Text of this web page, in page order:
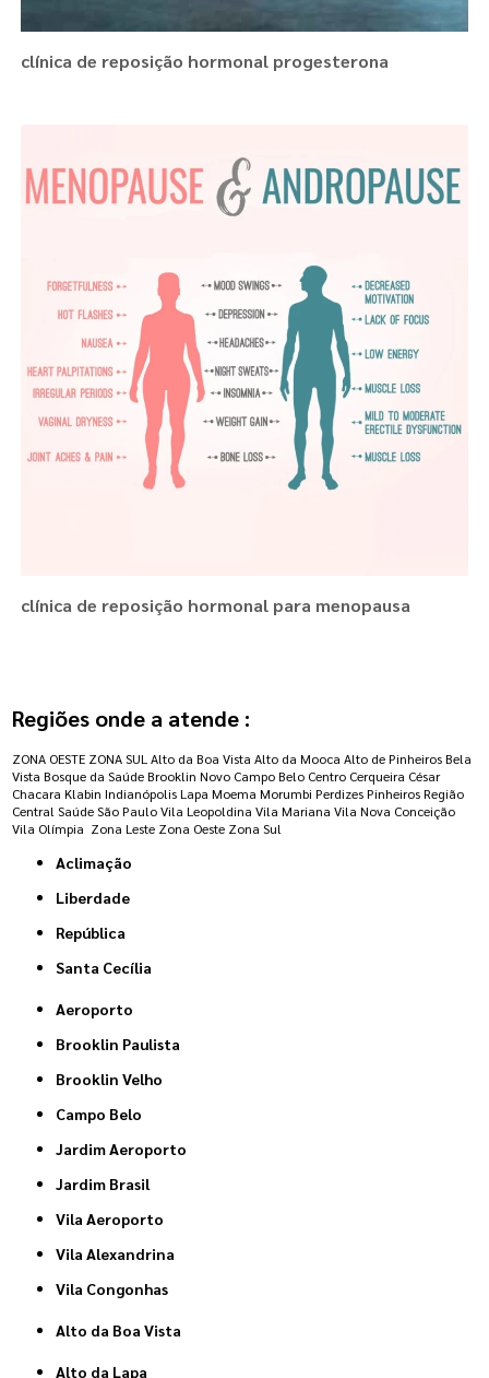
clínica de reposição hormonal progesterona
clínica de reposição hormonal para menopausa
Regiões onde a atende :
ZONA OESTE ZONA SUL Alto da Boa Vista Alto da Mooca Alto de Pinheiros Bela
Vista Bosque da Saúde Brooklin Novo Campo Belo Centro Cerqueira César
Chacara Klabin Indianópolis Lapa Moema Morumbi Perdizes Pinheiros Região
Central Saúde São Paulo Vila Leopoldina Vila Mariana Vila Nova Conceição
Vila Olímpia Zona Leste Zona Oeste Zona Sul
Aclimação
Liberdade
República
Santa Cecília
Aeroporto
Brooklin Paulista
Brooklin Velho
Campo Belo
Jardim Aeroporto
Jardim Brasil
Vila Aeroporto
Vila Alexandrina
Vila Congonhas
Alto da Boa Vista
Alto da Lapa